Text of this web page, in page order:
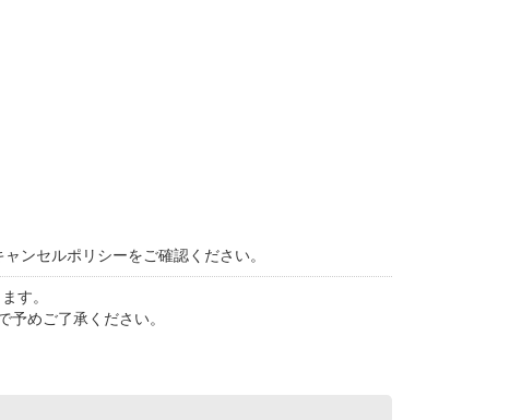
ンセルポリシーをご確認ください。
す。
めご了承ください。